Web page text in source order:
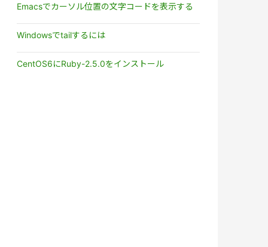
Emacsでカーソル位置の文字コードを表示する
Windowsでtailするには
CentOS6にRuby-2.5.0をインストール